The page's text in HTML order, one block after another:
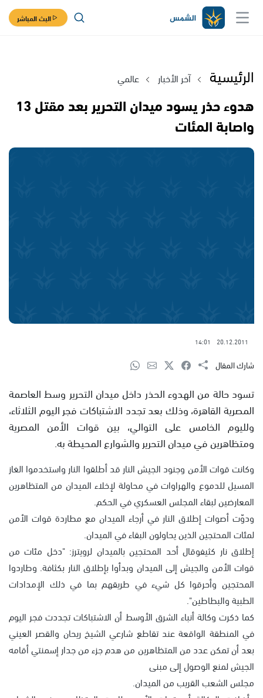
البث المباشر
الرئيسية آخر الأخبار عالمي
هدوء حذر يسود ميدان التحرير بعد مقتل 13
واصابة المئات
20.12.2011
14:01
شارك المقال
تسود حالة من الهدوء الحذر داخل ميدان التحرير وسط العاصمة
المصرية القاهرة، وذلك بعد تجدد الاشتباكات فجر اليوم الثلاثاء،
ولليوم الخامس على التوالي، بين قوات الأمن المصرية
ومتظاهرين في ميدان التحرير والشوارع المحيطة به.
وكانت قوات الأمن وجنود الجيش النار قد أطلقوا النار واستخدموا الغاز
المسيل للدموع والهراوات في محاولة لإخلاء الميدان من المتظاهرين
المعارضين لبقاء المجلس العسكري في الحكم.
ودوّت أصوات إطلاق النار في أرجاء الميدان مع مطاردة قوات الأمن
لمئات المحتجين الذين يحاولون البقاء في الميدان.
إطلاق نار كثيفوقال أحد المحتجين بالميدان لرويترز: "دخل مئات من
قوات الأمن والجيش إلى الميدان وبدأوا بإطلاق النار بكثافة. وطاردوا
المحتجين وأحرقوا كل شيء في طريقهم بما في ذلك الإمدادات
الطبية والبطاطين".
كما ذكرت وكالة أنباء الشرق الأوسط أن الاشتباكات تجددت فجر اليوم
في المنطقة الواقعة عند تقاطع شارعي الشيخ ريحان والقصر العيني
بعد أن تمكن عدد من المتظاهرين من هدم جزء من جدار إسمنتي أقامه
الجيش لمنع الوصول إلى مبنى
مجلس الشعب القريب من الميدان.